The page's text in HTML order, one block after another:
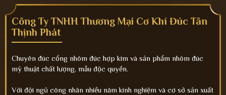
Công Ty TNHH Thương Mại Cơ Khí Đúc Tân
Thịnh Phát
Chuyên đúc cổng nhôm đúc hợp kim và sản phẩm nhôm đúc
mỹ thuật chất lượng, mẫu độc quyền.
Với đội ngũ công nhân nhiều năm kinh nghiệm và cơ sở sản xuất